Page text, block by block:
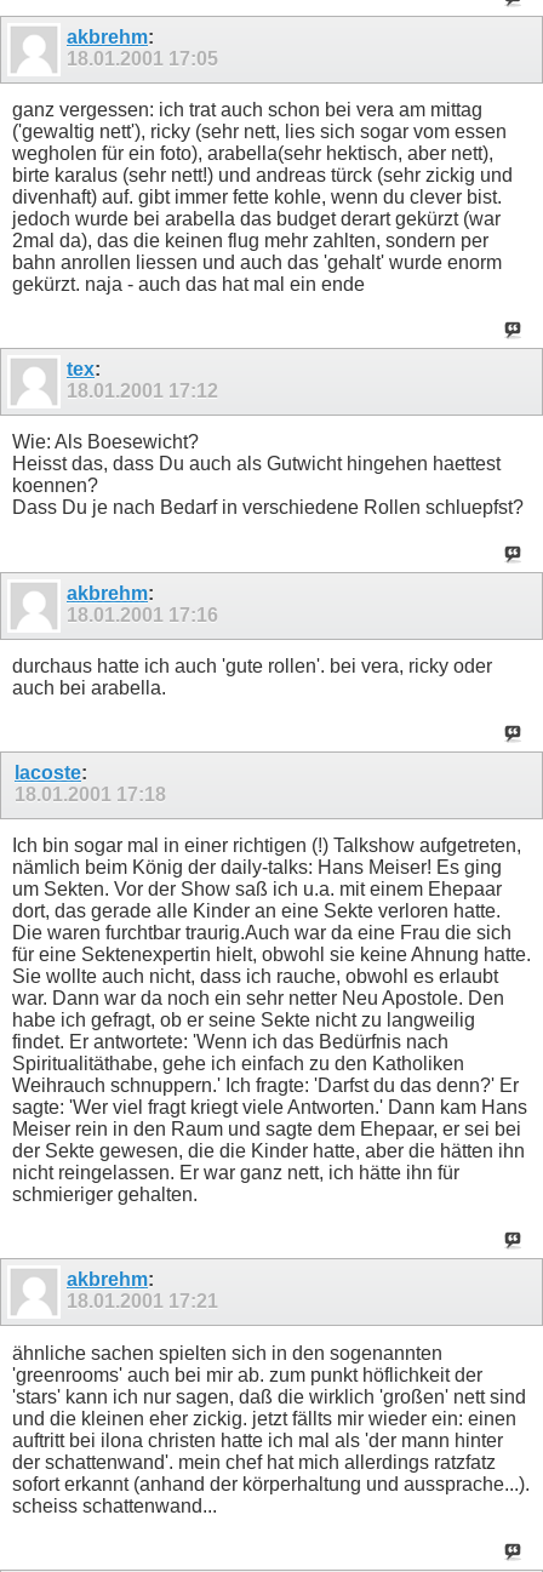
akbrehm:
18.01.2001 17:05
ganz vergessen: ich trat auch schon bei vera am mittag
('gewaltig nett'), ricky (sehr nett, lies sich sogar vom essen
wegholen für ein foto), arabella(sehr hektisch, aber nett),
birte karalus (sehr nett!) und andreas türck (sehr zickig und
divenhaft) auf. gibt immer fette kohle, wenn du clever bist.
jedoch wurde bei arabella das budget derart gekürzt (war
2mal da), das die keinen flug mehr zahlten, sondern per
bahn anrollen liessen und auch das 'gehalt' wurde enorm
gekürzt. naja - auch das hat mal ein ende
tex:
18.01.2001 17:12
Wie: Als Boesewicht?
Heisst das, dass Du auch als Gutwicht hingehen haettest
koennen?
Dass Du je nach Bedarf in verschiedene Rollen schluepfst?
akbrehm:
18.01.2001 17:16
durchaus hatte ich auch 'gute rollen'. bei vera, ricky oder
auch bei arabella.
lacoste:
18.01.2001 17:18
Ich bin sogar mal in einer richtigen (!) Talkshow aufgetreten,
nämlich beim König der daily-talks: Hans Meiser! Es ging
um Sekten. Vor der Show saß ich u.a. mit einem Ehepaar
dort, das gerade alle Kinder an eine Sekte verloren hatte.
Die waren furchtbar traurig.Auch war da eine Frau die sich
für eine Sektenexpertin hielt, obwohl sie keine Ahnung hatte.
Sie wollte auch nicht, dass ich rauche, obwohl es erlaubt
war. Dann war da noch ein sehr netter Neu Apostole. Den
habe ich gefragt, ob er seine Sekte nicht zu langweilig
findet. Er antwortete: 'Wenn ich das Bedürfnis nach
Spiritualitäthabe, gehe ich einfach zu den Katholiken
Weihrauch schnuppern.' Ich fragte: 'Darfst du das denn?' Er
sagte: 'Wer viel fragt kriegt viele Antworten.' Dann kam Hans
Meiser rein in den Raum und sagte dem Ehepaar, er sei bei
der Sekte gewesen, die die Kinder hatte, aber die hätten ihn
nicht reingelassen. Er war ganz nett, ich hätte ihn für
schmieriger gehalten.
akbrehm:
18.01.2001 17:21
ähnliche sachen spielten sich in den sogenannten
'greenrooms' auch bei mir ab. zum punkt höflichkeit der
'stars' kann ich nur sagen, daß die wirklich 'großen' nett sind
und die kleinen eher zickig. jetzt fällts mir wieder ein: einen
auftritt bei ilona christen hatte ich mal als 'der mann hinter
der schattenwand'. mein chef hat mich allerdings ratzfatz
sofort erkannt (anhand der körperhaltung und aussprache...).
scheiss schattenwand...